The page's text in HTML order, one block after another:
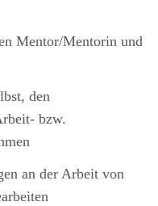
Mentor/Mentorin und
den
bzw.
an der Arbeit von